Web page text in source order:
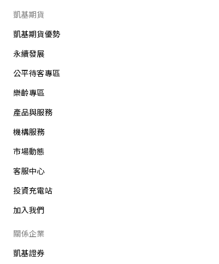
凱基期貨
凱基期貨優勢
永續發展
公平待客專區
樂齡專區
產品與服務
機構服務
市場動態
客服中心
投資充電站
加入我們
關係企業
凱基證券